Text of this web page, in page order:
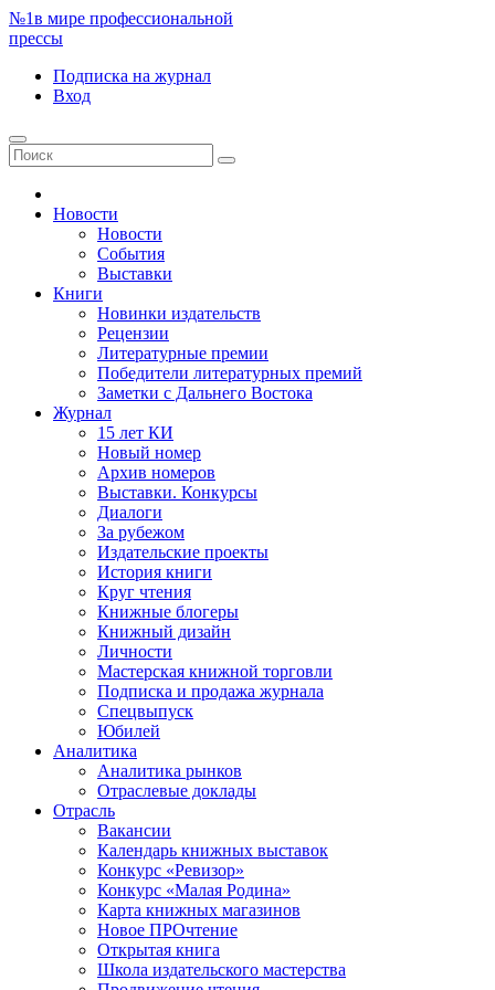
№1в мире профессиональной
прессы
Подписка на журнал
Вход
Новости
Новости
События
Выставки
Книги
Новинки издательств
Рецензии
Литературные премии
Победители литературных премий
Заметки с Дальнего Востока
Журнал
15 лет КИ
Новый номер
Архив номеров
Выставки. Конкурсы
Диалоги
За рубежом
Издательские проекты
История книги
Круг чтения
Книжные блогеры
Книжный дизайн
Личности
Мастерская книжной торговли
Подписка и продажа журнала
Спецвыпуск
Юбилей
Аналитика
Аналитика рынков
Отраслевые доклады
Отрасль
Вакансии
Календарь книжных выставок
Конкурс «Ревизор»
Конкурс «Малая Родина»
Карта книжных магазинов
Новое ПРОчтение
Открытая книга
Школа издательского мастерства